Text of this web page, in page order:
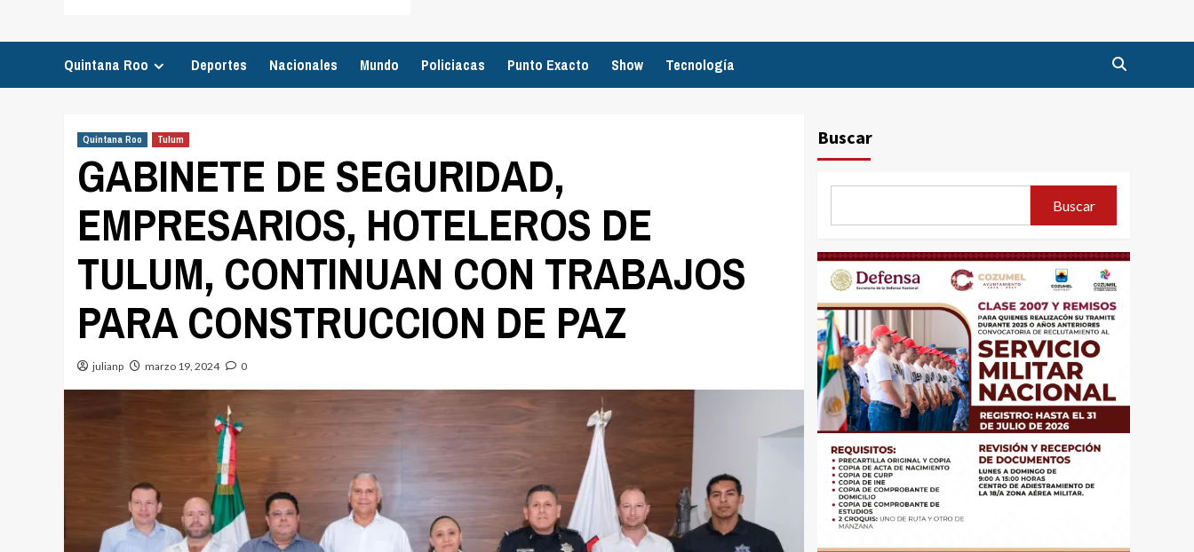
Quintana Roo Deportes Nacionales Mundo Policiacas Punto Exacto Show Tecnología
Quintana Roo Tulum
GABINETE DE SEGURIDAD,
EMPRESARIOS, HOTELEROS DE
TULUM, CONTINUAN CON TRABAJOS
PARA CONSTRUCCION DE PAZ
julianp marzo 19, 2024 0
Buscar
Buscar